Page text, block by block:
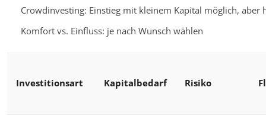
Crowdinvesting: Einstieg mit kleinem Kapital möglich, aber
Komfort vs. Einfluss: je nach Wunsch wählen
Investitionsart Kapitalbedarf Risiko